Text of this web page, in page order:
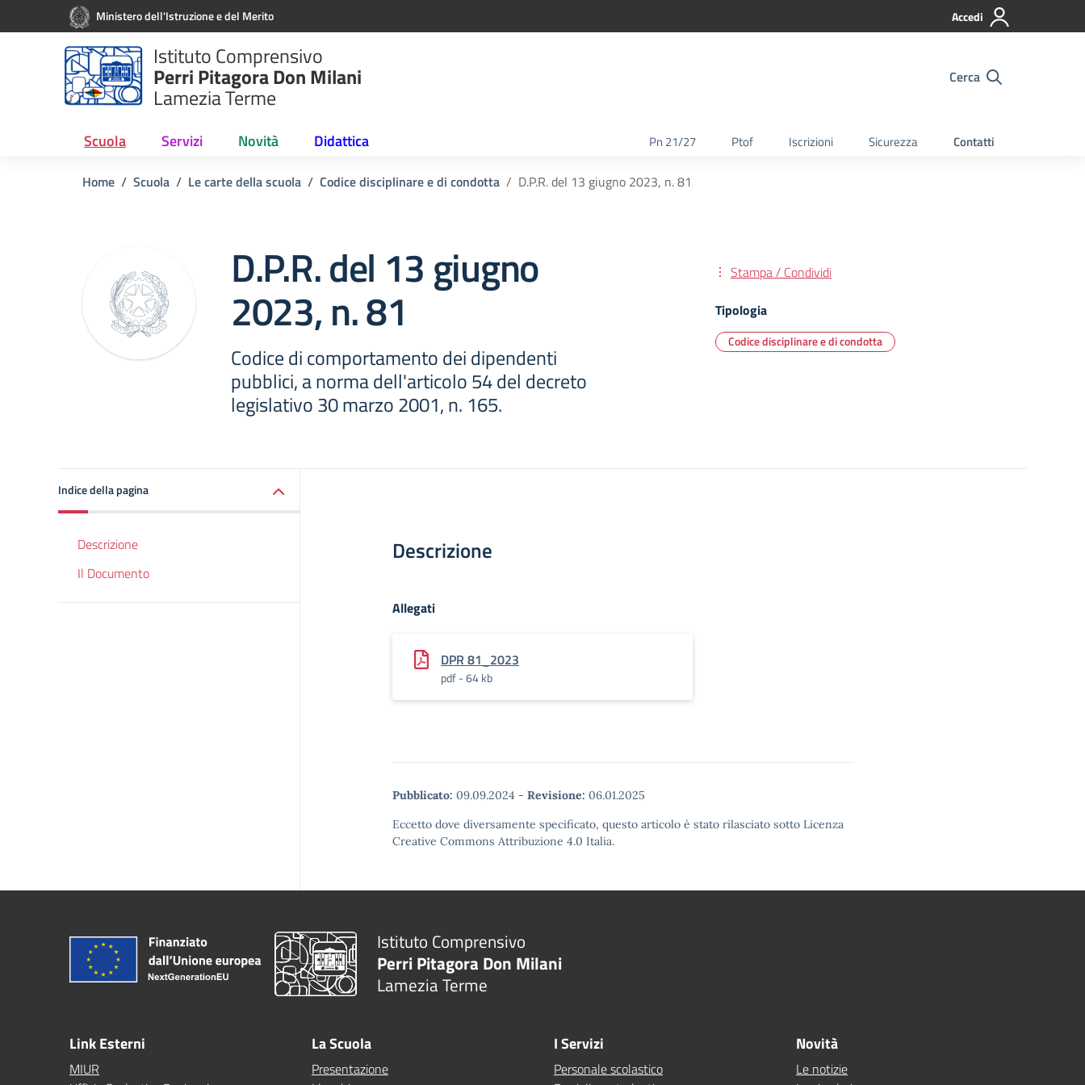
Vai ai contenuti
Vai al menu di navigazioneMinistero dell'Istruzione e del Merito Accedi
Istituto Comprensivo
Perri Pitagora Don Milani
Lamezia Terme
Cerca
Scuola Servizi Novità Didattica Pn 21/27 Ptof Iscrizioni Sicurezza Contatti
Home Scuola Le carte della scuola Codice disciplinare e di condotta D.P.R. del 13 giugno 2023, n. 81
D.P.R. del 13 giugno
2023, n. 81
Codice di comportamento dei dipendenti
pubblici, a norma dell'articolo 54 del decreto
legislativo 30 marzo 2001, n. 165.
Stampa / Condividi
Tipologia
Codice disciplinare e di condotta
Indice della pagina
Descrizione
Il Documento
Descrizione
Allegati
DPR 81_2023
pdf - 64 kb
Pubblicato: 09.09.2024 - Revisione: 06.01.2025
Eccetto dove diversamente specificato, questo articolo è stato rilasciato sotto Licenza
Creative Commons Attribuzione 4.0 Italia.
Istituto Comprensivo
Perri Pitagora Don Milani
Lamezia Terme
Link Esterni
MIUR
La Scuola
Presentazione
I Servizi
Personale scolastico
Novità
Le notizie